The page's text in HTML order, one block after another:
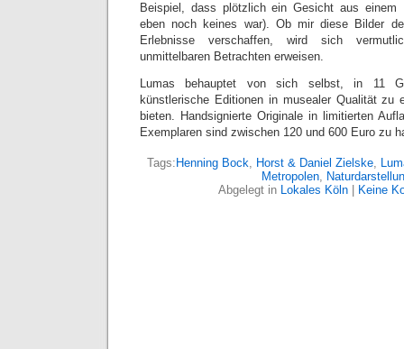
Beispiel, dass plötzlich ein Gesicht aus einem
eben noch keines war). Ob mir diese Bilder
Erlebnisse verschaffen, wird sich
unmittelbaren Betrachten erweisen.
Lumas behauptet von sich selbst, in 11
künstlerische Editionen in musealer Qualität zu
bieten. Handsignierte Originale in limitierten
Exemplaren sind zwischen 120 und 600 Euro zu
Tags: Henning Bock, Horst & Daniel Zielske,
Metropolen,
Abgelegt in Lokales Köln| Keine